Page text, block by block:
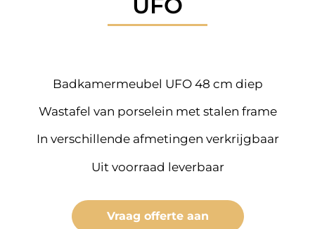
Badkamermeubel UFO 48 cm diep
Wastafel van porselein met stalen frame
In verschillende afmetingen verkrijgbaar
Uit voorraad leverbaar
Vraag offerte aan